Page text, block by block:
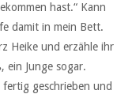
hast.“ Kann
damit in mein Bett.
Heike und erzähle ihr
ein Junge sogar.
geschrieben und